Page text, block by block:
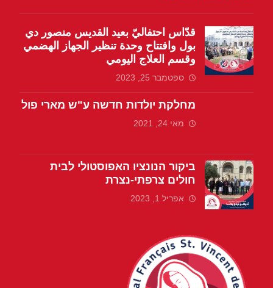
قدّاس احتفاليّ بعيد القديس منصور دي
بول وافتتاح وحدة تنظير الجهاز الهضمي
وقسم العلاج اليومي
ספטמבר 25, 2023
מחלקת יולדות חדשה ע"ש מארי פול
מאי 24, 2021
ביקור הנונציו האפוסטולי לבית
חולים צרפתי-נצרת
אפריל 1, 2023